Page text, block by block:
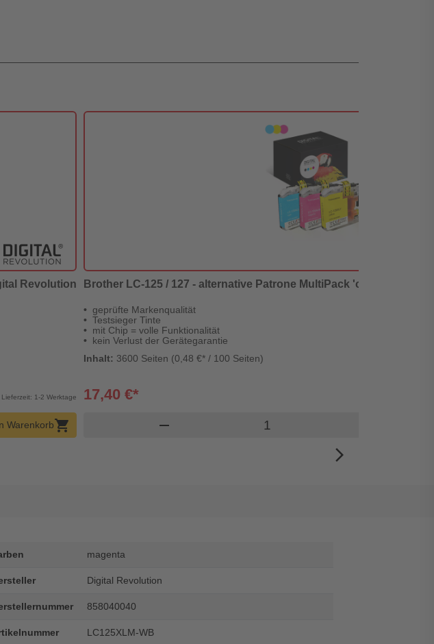
Revolution
Lieferzeit: 1-2 Werktage
Warenkorbshopping_cart
Brother LC-125 / 127 - alternative Patrone MultiPack 'cyan
geprüfte Markenqualität
Testsieger Tinte
mit Chip = volle Funktionalität
kein Verlust der Gerätegarantie
Inhalt: 3600 Seiten (0,48 €* / 100 Seiten)
17,40 €*
remove
arrow_forward_ios
magenta
Digital Revolution
858040040
LC125XLM-WB